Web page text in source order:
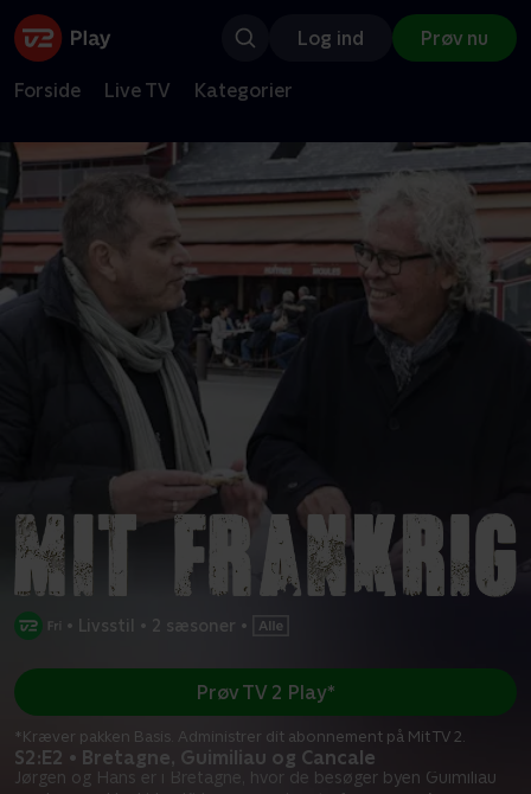
Log ind Prøv nu
Forside Live TV Kategorier
• Livsstil • 2 sæsoner •
S2:E2 • Bretagne, Guimiliau og Cancale
Jørgen og Hans er i Bretagne, hvor de besøger byen Guimiliau
Prøv TV 2 Play*
*Kræver pakken Basis. Administrer dit abonnement på Mit TV 2.